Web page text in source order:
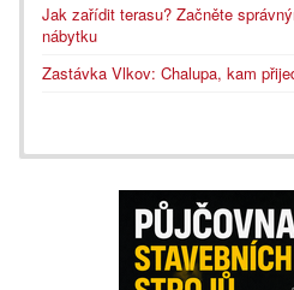
Jak zařídit terasu? Začněte
nábytku
Zastávka Vlkov: Chalupa, kam